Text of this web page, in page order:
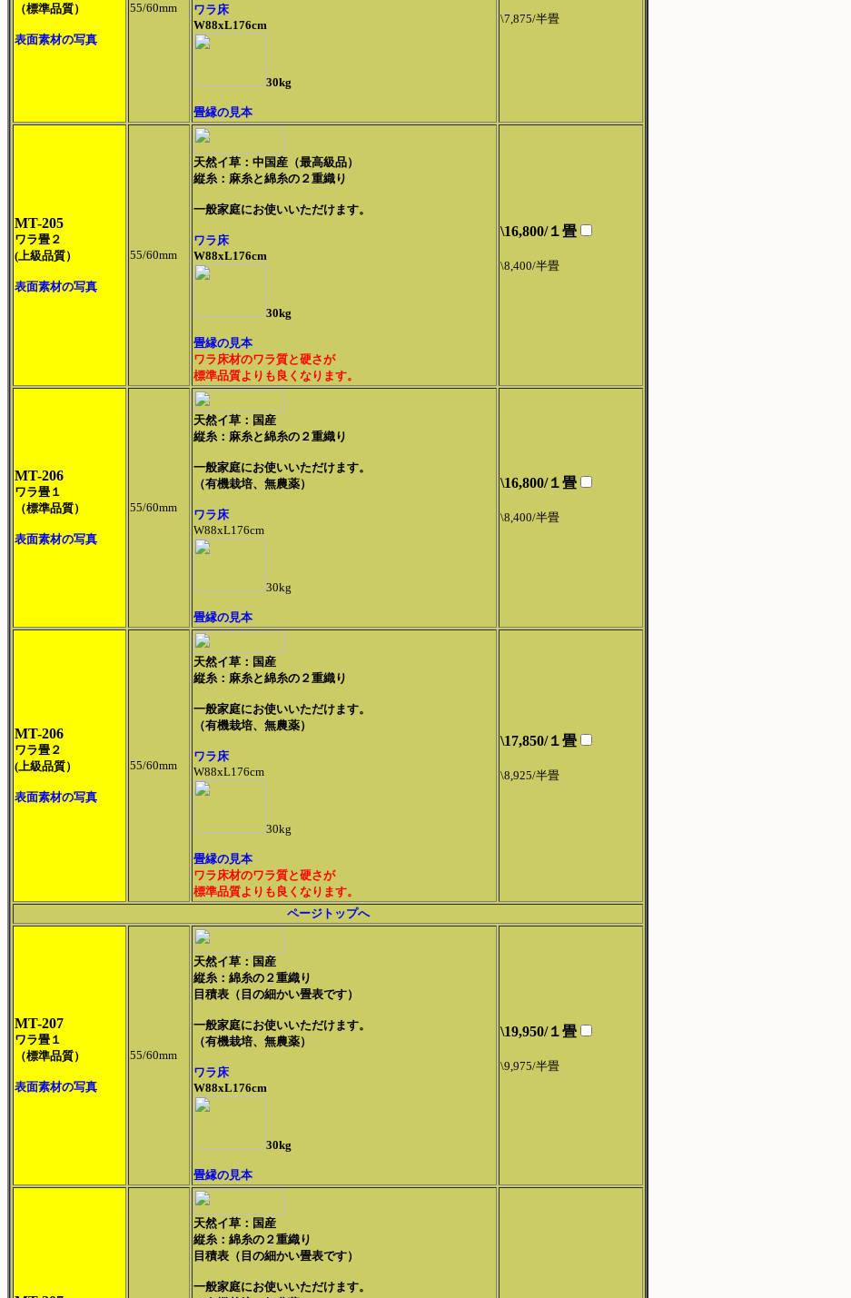
（標準品質）
表面素材の写真
55/60mm
ワラ床
W88xL176cm
30kg
畳縁の見本
\7,875/半畳
MT-205
ワラ畳２
(上級品質）
表面素材の写真
55/60mm
天然イ草：中国産（最高級品）
縦糸：麻糸と綿糸の２重織り
一般家庭にお使いいただけます。
ワラ床
W88xL176cm
30kg
畳縁の見本
ワラ床材のワラ質と硬さが
標準品質よりも良くなります。
\16,800/１畳
\8,400/半畳
MT-206
ワラ畳１
（標準品質）
表面素材の写真
55/60mm
天然イ草：国産
縦糸：麻糸と綿糸の２重織り
一般家庭にお使いいただけます。
（有機栽培、無農薬）
ワラ床
W88xL176cm
30kg
畳縁の見本
\16,800/１畳
\8,400/半畳
MT-206
ワラ畳２
(上級品質）
表面素材の写真
55/60mm
天然イ草：国産
縦糸：麻糸と綿糸の２重織り
一般家庭にお使いいただけます。
（有機栽培、無農薬）
ワラ床
W88xL176cm
30kg
畳縁の見本
ワラ床材のワラ質と硬さが
標準品質よりも良くなります。
\17,850/１畳
\8,925/半畳
ページトップへ
MT-207
ワラ畳１
（標準品質）
表面素材の写真
55/60mm
天然イ草：国産
縦糸：綿糸の２重織り
目積表（目の細かい畳表です）
一般家庭にお使いいただけます。
（有機栽培、無農薬）
ワラ床
W88xL176cm
30kg
畳縁の見本
\19,950/１畳
\9,975/半畳
天然イ草：国産
縦糸：綿糸の２重織り
目積表（目の細かい畳表です）
一般家庭にお使いいただけます。